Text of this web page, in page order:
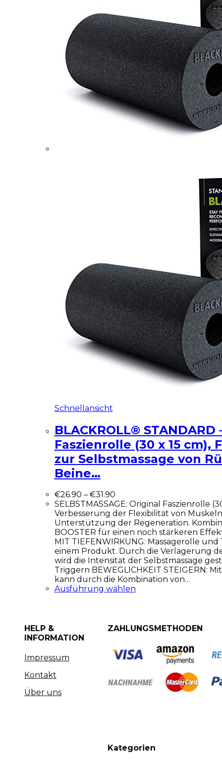
Schnellansicht
BLACKROLL®
Faszienrolle (30 x 15 cm),
zur Selbstmassage von
Beine…
€26.90 – €31.90
SELBSTMASSAGE: Original Faszienrolle
Verbesserung der Flexibilität von
Unterstützung der Regeneration.
BOOSTER für einen noch stärkeren
MIT TIEFENWIRKUNG: Massagerolle
einem Produkt. Durch die Verlagerung
wird die Intensität der Selbstmassage
Triggern BEWEGLICHKEIT STEIGERN:
kann durch die Kombination von…
Ausführung wählen
HELP &
INFORMATION
Impressum
Kontakt
Über uns
ZAHLUNGSMETHODEN
Kategorien